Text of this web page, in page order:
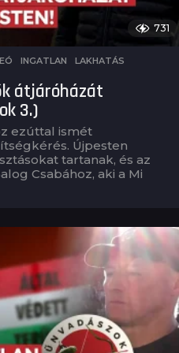
731
INGATLAN ,LAKHATÁS
átjáróházát
3.)
ezúttal ismét
Újpesten
tartanak, és az
Csabához, aki a Mi